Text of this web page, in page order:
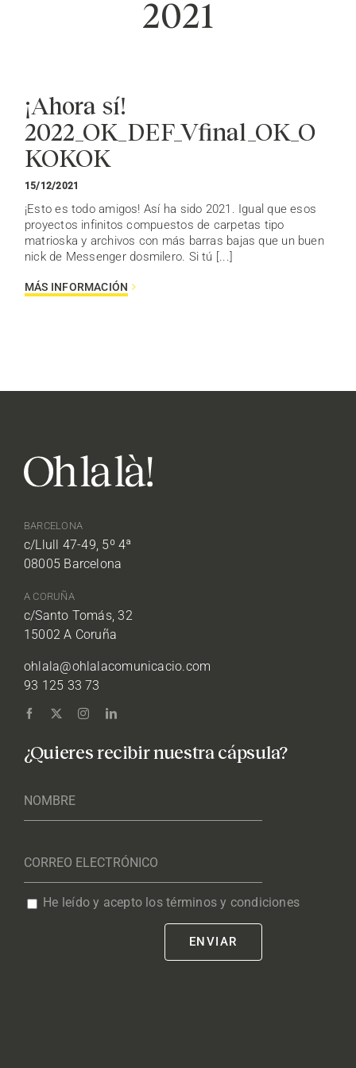
2021
¡Ahora sí!
2022_OK_DEF_Vfinal_OK_O
KOKOK
15/12/2021
¡Esto es todo amigos! Así ha sido 2021. Igual que esos
proyectos infinitos compuestos de carpetas tipo
matrioska y archivos con más barras bajas que un buen
nick de Messenger dosmilero. Si tú [...]
MÁS INFORMACIÓN
BARCELONA
c/Llull 47-49, 5º 4ª
08005 Barcelona
A CORUÑA
c/Santo Tomás, 32
15002 A Coruña
ohlala@ohlalacomunicacio.com
93 125 33 73
¿Quieres recibir nuestra cápsula?
He leído y acepto los términos y condiciones